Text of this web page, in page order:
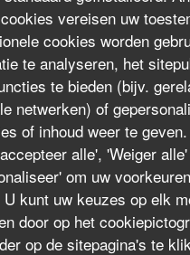
vereisen uw
cookies worden
te analyseren, het
te bieden (bijv.
netwerken) of
of inhoud weer te
alle', 'Weiger
om uw
U kunt uw keuzes op elk
door op het
op de sitepagina's te
communicatie
van ons te ontvangen.
gecreëerd door Zenchef
in een nieuw venster))
in een nieuw venster))
in een nieuw venster))
in een nieuw venster))
in een nieuw venster))